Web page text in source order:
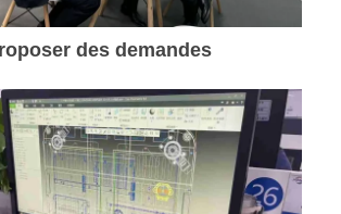
des demandes